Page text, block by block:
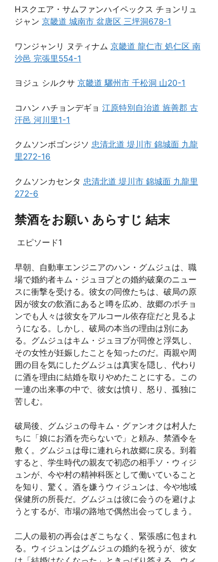
Hスクエア・サムファンハイペックス チョンリュ
ジャン 京畿道 城南市 盆唐区 三坪洞678-1
ワンジャンリ ヌティナム 京畿道 龍仁市 処仁区 南
沙邑 完張里554-1
ヨジュ シルクサ 京畿道 驪州市 千松洞 山20-1
コハン ハチョンデギョ 江原特別自治道 旌善郡 古
汗邑 河川里1-1
クムソンボゴンジソ 忠清北道 堤川市 錦城面 九龍
里272-16
クムソンカセンタ 忠清北道 堤川市 錦城面 九龍里
272-6
禁酒をお願い あらすじ 結末
エピソード1
早朝、自動車エンジニアのハン・グムジュは、職
場で婚約者キム・ジュヨプとの婚約破棄のニュー
スに衝撃を受ける。彼女の同僚たちは、破局の原
因が彼女の飲酒にあると噂を広め、故郷のボチョ
ンでも人々は彼女をアルコール依存症だと見るよ
うになる。しかし、破局の本当の理由は別にあ
る。グムジュはキム・ジュヨプが同僚と浮気し、
その女性が妊娠したことを知ったのだ。両親や周
囲の目を気にしたグムジュは真実を隠し、代わり
に酒を理由に結婚を取りやめたことにする。この
一連の出来事の中で、彼女は憤り、怒り、孤独に
苦しむ。
破局後、グムジュの母キム・グァンオクは村人た
ちに「娘にお酒を売らないで」と頼み、禁酒令を
敷く。グムジュは母に連れられ故郷に戻る。到着
すると、学生時代の親友で初恋の相手ソ・ウィジ
ュンが、今や村の精神科医として働いていること
を知り、驚く。酒を嫌うウィジュンは、今や地域
保健所の所長だ。グムジュは彼に会うのを避けよ
うとするが、市場の路地で偶然出会ってしまう。
二人の最初の再会はぎこちなく、緊張感に包まれ
る。ウィジュンはグムジュの婚約を祝うが、彼女